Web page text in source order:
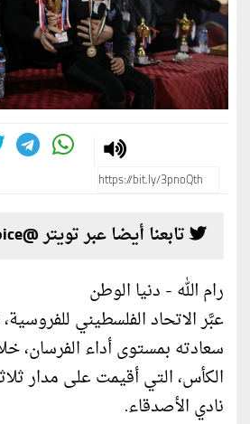
تابعنا أيضا عبر تويتر @alwatanvoice
رام الله - دنيا الوطن
عبَّر الاتحاد الفلسطيني
سعادته بمستوى أداء الفرسان،
الكأس، التي أقيمت على مدار
نادي الأصدقاء.